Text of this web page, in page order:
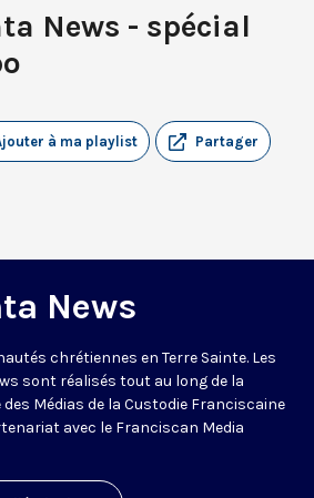
News - spécial
Partager
à ma playlist
News
chrétiennes en Terre Sainte. Les
sont réalisés tout au long de la
Médias de la Custodie Franciscaine
avec le Franciscan Media